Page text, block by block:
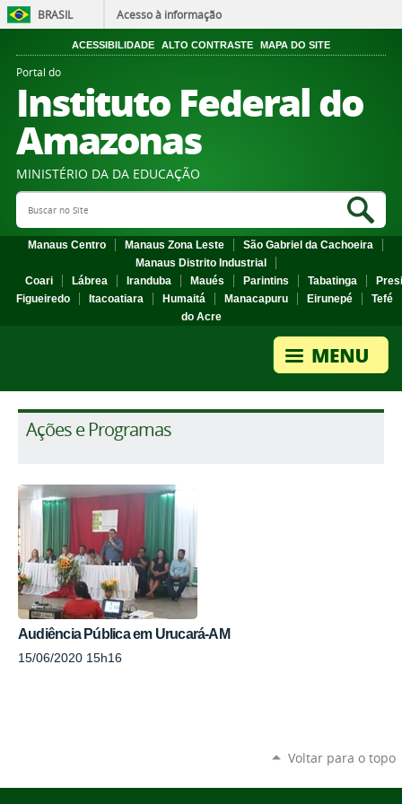
BRASIL Acesso à informação
ACESSIBILIDADE ALTO CONTRASTE MAPA DO SITE
Portal do
Instituto Federal do
Amazonas
MINISTÉRIO DA DA EDUCAÇÃO
Search Site
Manaus Centro Manaus Zona Leste
São Gabriel da Cachoeira
Manaus Distrito Industrial
Coari
Lábrea Iranduba Maués Parintins Tabatinga
Figueiredo
Itacoatiara Humaitá Manacapuru Eirunepé
Tefé
do Acre
Ações e Programas
Audiência Pública em Urucará-AM
15/06/2020 15h16
Voltar para o topo